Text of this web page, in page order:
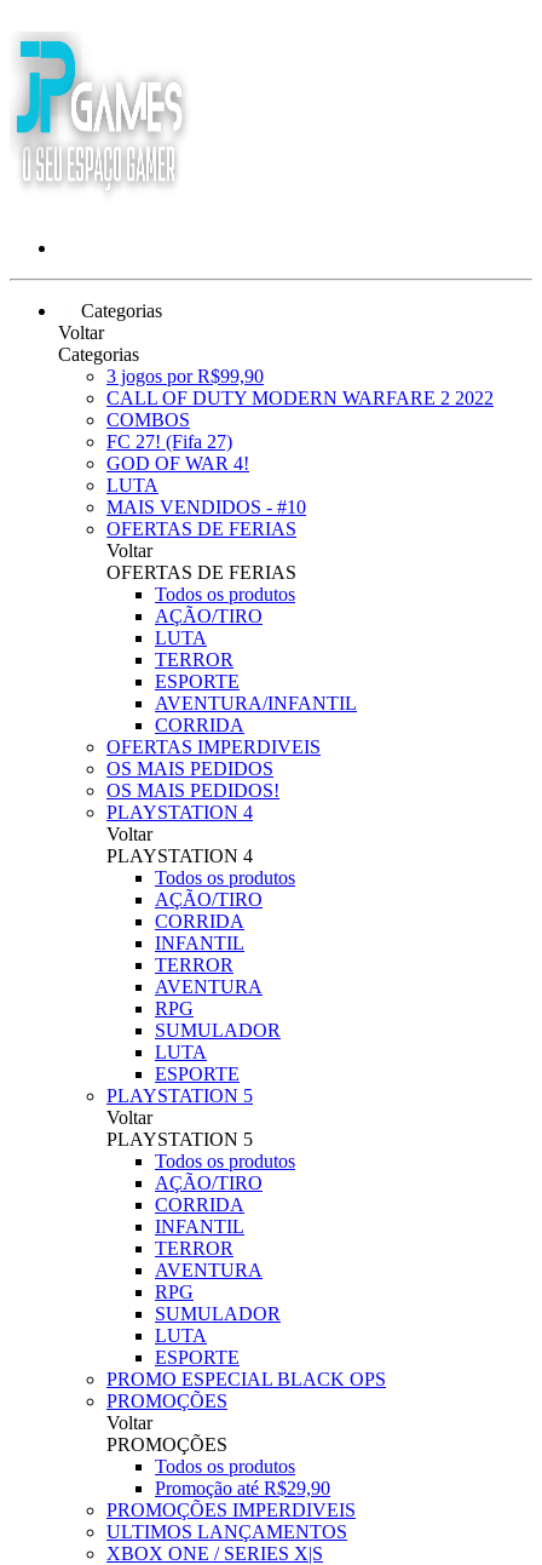
Categorias
Voltar
Categorias
3 jogos por R$99,90
CALL OF DUTY MODERN WARFARE 2 2022
COMBOS
FC 27! (Fifa 27)
GOD OF WAR 4!
LUTA
MAIS VENDIDOS - #10
OFERTAS DE FERIAS
Voltar
OFERTAS DE FERIAS
Todos os produtos
AÇÃO/TIRO
LUTA
TERROR
ESPORTE
AVENTURA/INFANTIL
CORRIDA
OFERTAS IMPERDIVEIS
OS MAIS PEDIDOS
OS MAIS PEDIDOS!
PLAYSTATION 4
Voltar
PLAYSTATION 4
Todos os produtos
AÇÃO/TIRO
CORRIDA
INFANTIL
TERROR
AVENTURA
RPG
SUMULADOR
LUTA
ESPORTE
PLAYSTATION 5
Voltar
PLAYSTATION 5
Todos os produtos
AÇÃO/TIRO
CORRIDA
INFANTIL
TERROR
AVENTURA
RPG
SUMULADOR
LUTA
ESPORTE
PROMO ESPECIAL BLACK OPS
PROMOÇÕES
Voltar
PROMOÇÕES
Todos os produtos
Promoção até R$29,90
PROMOÇÕES IMPERDIVEIS
ULTIMOS LANÇAMENTOS
XBOX ONE / SERIES X|S